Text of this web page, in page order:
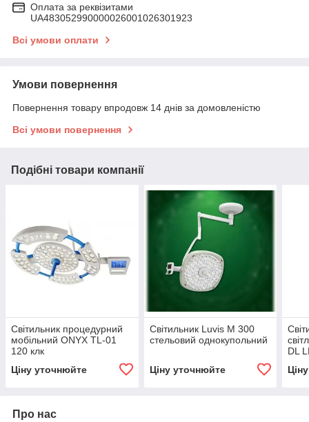
Оплата за реквізитами
UA483052990000026001026301923
Всі умови оплати
Умови повернення
Повернення товару впродовж 14 днів за домовленістю
Всі умови повернення
Подібні товари компанії
Світильник процедурний
мобільний ONYX TL-01
120 клк
Ціну уточнюйте
Світильник Luvis M 300
стельовий однокупольний
Ціну уточнюйте
DL
Про нас